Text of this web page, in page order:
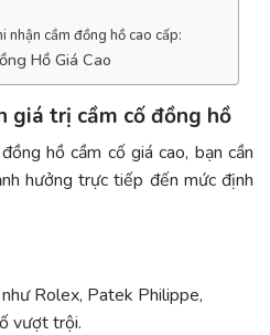
nhận cầm đồng hồ cao cấp:
Hồ Giá Cao
giá trị cầm cố đồng hồ
hồ cầm cố giá cao, bạn cần
hưởng trực tiếp đến mức định
Rolex, Patek Philippe,
vượt trội.